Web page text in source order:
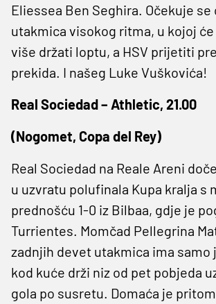
Eliessea Ben Seghira. Očekuje
utakmica visokog ritma, u kojoj
više držati loptu, a HSV prijetiti
prekida. I našeg Luke Vuškovića!
Real Sociedad – Athletic, 21.00
(Nogomet, Copa del Rey)
Real Sociedad na Reale Areni
u uzvratu polufinala Kupa kralja s
prednošću 1-0 iz Bilbaa, gdje je
Turrientes. Momčad Pellegrina
zadnjih devet utakmica ima samo
kod kuće drži niz od pet pobjeda
gola po susretu. Domaća je